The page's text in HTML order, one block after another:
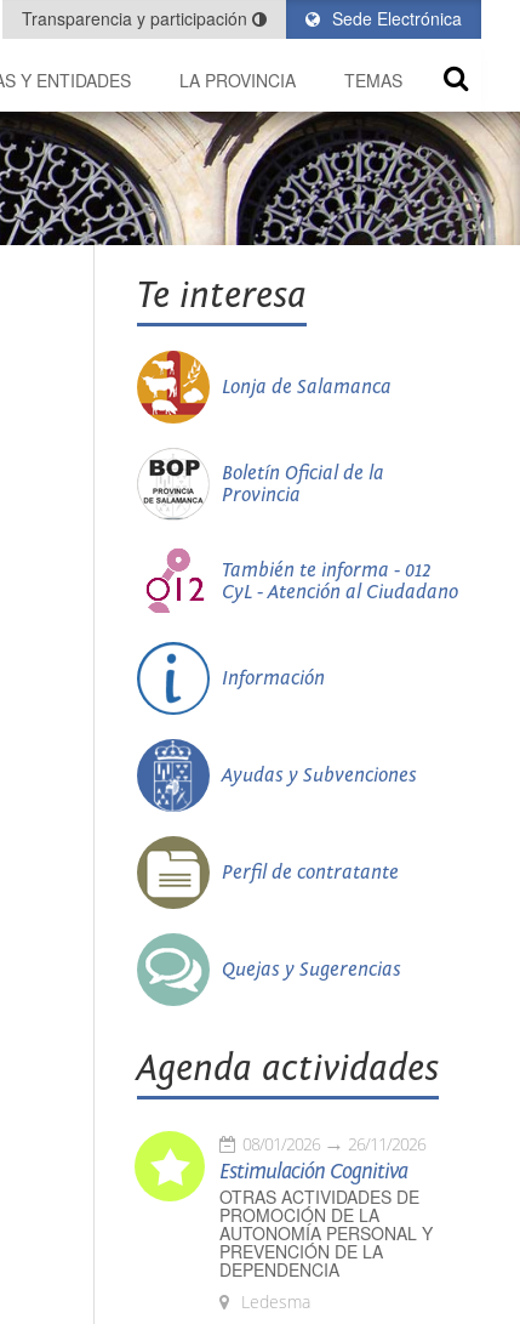
Sede Electrónica
Transparencia y participación
Y ENTIDADES LA PROVINCIA TEMAS
Te interesa
Lonja de Salamanca
Boletín Oficial de la
Provincia
También te informa - 012
CyL - Atención al Ciudadano
Información
Ayudas y Subvenciones
Perfil de contratante
Quejas y Sugerencias
Agenda actividades
08/01/2026 26/11/2026
Estimulación Cognitiva
OTRAS ACTIVIDADES DE
PROMOCIÓN DE LA
AUTONOMÍA PERSONAL Y
PREVENCIÓN DE LA
DEPENDENCIA
Ledesma